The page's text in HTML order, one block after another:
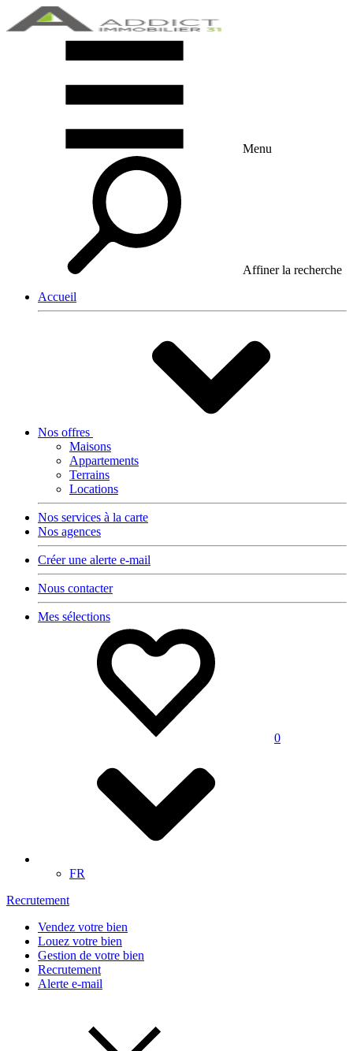
Menu
Affiner la recherche
Accueil
Nos offres
Maisons
Appartements
Terrains
Locations
Nos services à la carte
Nos agences
Créer une alerte e-mail
Nous contacter
Mes sélections
0
FR
Recrutement
Vendez votre bien
Louez votre bien
Gestion de votre bien
Recrutement
Alerte e-mail